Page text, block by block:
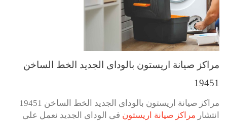
مراكز صيانة اريستون بالوداى الجديد الخط الساخن
19451
مراكز صيانة اريستون بالوداى الجديد الخط الساخن 19451
انتشار مراكز صيانة اريستون فى الوداى الجديد نعمل على